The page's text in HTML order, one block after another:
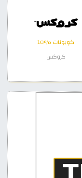
كوبونات %10
كروكس